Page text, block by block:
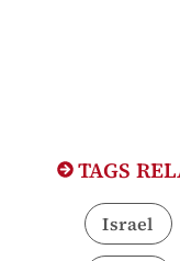
TAGS
Israel